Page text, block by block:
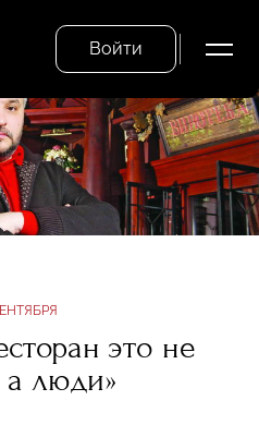
Войти
это не
а люди»